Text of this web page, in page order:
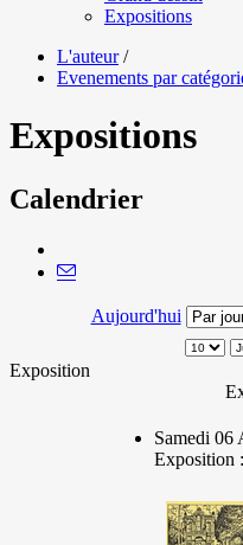
Expositions
L'auteur /
Evenements par
Expositions
Calendrier
Aujourd'hui
Exposition
Samedi 06
Exposition